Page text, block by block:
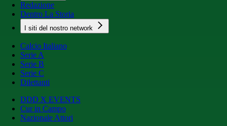
Redazione
Dentro La Storia
I siti del nostro network
Calcio Italiano
Serie A
Serie B
Serie C
Dilettanti
DDD X EVENTS
Cur in Campo
Nazionale Attori